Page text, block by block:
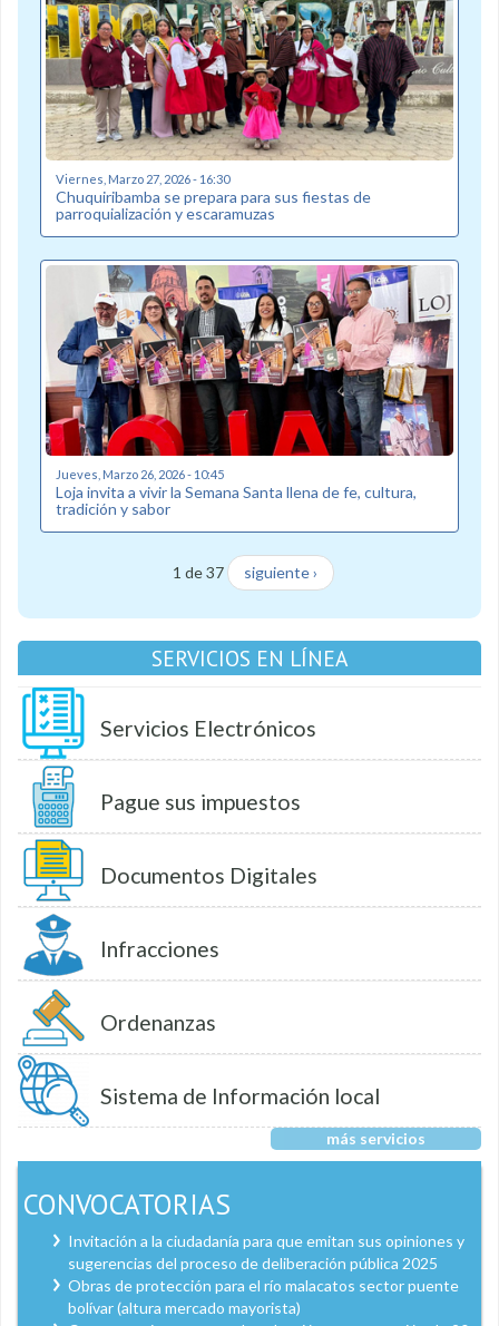
Viernes, Marzo 27, 2026 - 16:30
Chuquiribamba se prepara para sus fiestas de
parroquialización y escaramuzas
Jueves, Marzo 26, 2026 - 10:45
Loja invita a vivir la Semana Santa llena de fe, cultura,
tradición y sabor
1 de 37 siguiente ›
SERVICIOS EN LÍNEA
Servicios Electrónicos
Pague sus impuestos
Documentos Digitales
Infracciones
Ordenanzas
Sistema de Información local
más servicios
CONVOCATORIAS
Invitación a la ciudadanía para que emitan sus opiniones y
sugerencias del proceso de deliberación pública 2025
Obras de protección para el río malacatos sector puente
bolívar (altura mercado mayorista)